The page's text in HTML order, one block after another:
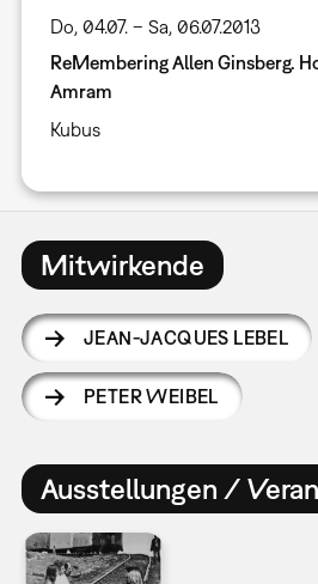
Do, 04.07. – Sa, 06.07.2013
ReMembering Allen Ginsberg.
Amram
Kubus
Mitwirkende
JEAN-JACQUES LEBEL
PETER WEIBEL
Ausstellungen /